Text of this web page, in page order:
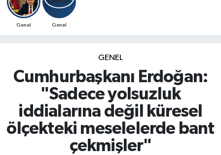
Genel Genel
GENEL
Cumhurbaşkanı Erdoğan:
"Sadece yolsuzluk
iddialarına değil küresel
ölçekteki meselelerde bant
çekmişler"